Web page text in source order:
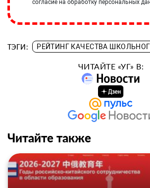
согласие на обработку персональных
ТЭГИ: РЕЙТИНГ КАЧЕСТВА
ЧИТАЙТЕ «УГ» В:
Читайте также